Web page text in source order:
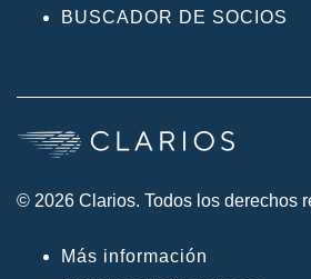
BUSCADOR DE SOCIOS
© 2026 Clarios. Todos los derechos
Más información